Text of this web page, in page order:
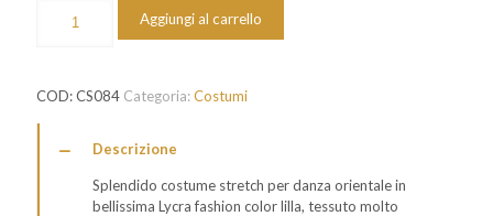
CS084
quantità
Aggiungi al carrello
COD:CS084 Categoria:Costumi
Descrizione
Splendido costume stretch per danza orientale in
bellissima Lycra fashion color lilla, tessuto molto